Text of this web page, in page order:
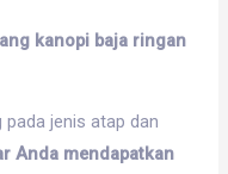
kanopi baja ringan
pada jenis atap dan
Anda mendapatkan